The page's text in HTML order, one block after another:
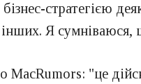
бізнес-стратегією
Я сумніваюся,
MacRumors: "це